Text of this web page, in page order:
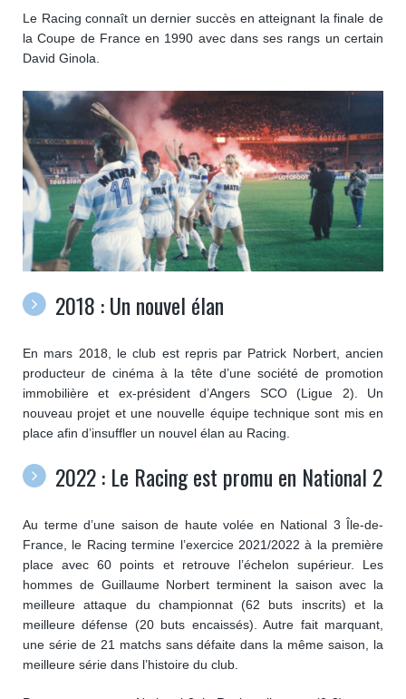
Le Racing connaît un dernier succès en atteignant la finale de
la Coupe de France en 1990 avec dans ses rangs un certain
David Ginola.
2018 : Un nouvel élan
En mars 2018, le club est repris par Patrick Norbert, ancien
producteur de cinéma à la tête d’une société de promotion
immobilière et ex-président d’Angers SCO (Ligue 2). Un
nouveau projet et une nouvelle équipe technique sont mis en
place afin d’insuffler un nouvel élan au Racing.
2022 : Le Racing est promu en National 2
Au terme d’une saison de haute volée en National 3 Île-de-
France, le Racing termine l’exercice 2021/2022 à la première
place avec 60 points et retrouve l’échelon supérieur. Les
hommes de Guillaume Norbert terminent la saison avec la
meilleure attaque du championnat (62 buts inscrits) et la
meilleure défense (20 buts encaissés). Autre fait marquant,
une série de 21 matchs sans défaite dans la même saison, la
meilleure série dans l’histoire du club.